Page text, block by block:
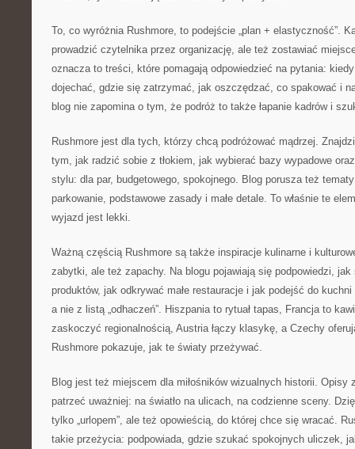
To, co wyróżnia Rushmore, to podejście „plan + elastyczność”.
prowadzić czytelnika przez organizację, ale też zostawiać
oznacza to treści, które pomagają odpowiedzieć na pytania:
dojechać, gdzie się zatrzymać, jak oszczędzać, co spakować i
blog nie zapomina o tym, że podróż to także łapanie kadrów i
Rushmore jest dla tych, którzy chcą podróżować mądrzej.
tym, jak radzić sobie z tłokiem, jak wybierać bazy wypadowe
stylu: dla par, budgetowego, spokojnego. Blog porusza też
parkowanie, podstawowe zasady i małe detale. To właśnie te
wyjazd jest lekki.
Ważną częścią Rushmore są także inspiracje kulinarne i
zabytki, ale też zapachy. Na blogu pojawiają się podpowiedzi,
produktów, jak odkrywać małe restauracje i jak podejść do
a nie z listą „odhaczeń”. Hiszpania to rytuał tapas, Francja to
zaskoczyć regionalnością, Austria łączy klasykę, a Czechy
Rushmore pokazuje, jak te światy przeżywać.
Blog jest też miejscem dla miłośników wizualnych historii. Opisy
patrzeć uważniej: na światło na ulicach, na codzienne sceny.
tylko „urlopem”, ale też opowieścią, do której chce się wracać.
takie przeżycia: podpowiada, gdzie szukać spokojnych uliczek,